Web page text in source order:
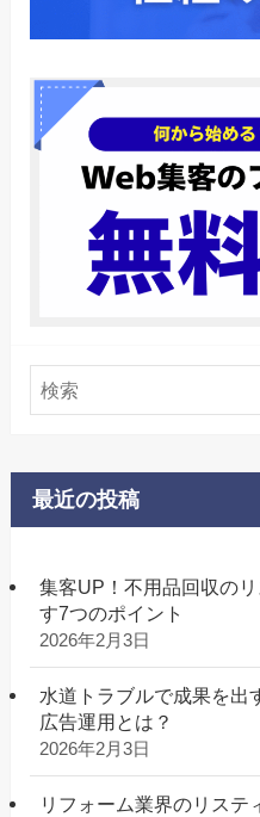
最近の投稿
集客UP！不用品回収の
す7つのポイント
2026年2月3日
水道トラブルで成果を出
広告運用とは？
2026年2月3日
リフォーム業界のリステ